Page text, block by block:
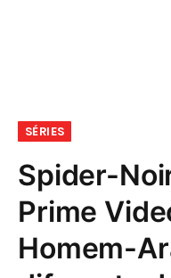
SÉRIES
Spider-
Prime
Homem-